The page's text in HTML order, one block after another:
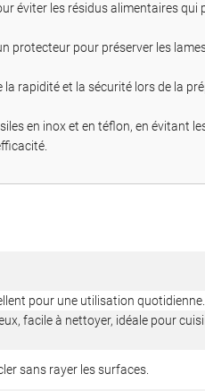
éviter les résidus alimentaires qui
protecteur pour préserver les
rapidité et la sécurité lors de la
en inox et en téflon, en évitant
pour une utilisation quotidienne.
facile à nettoyer, idéale pour
sans rayer les surfaces.